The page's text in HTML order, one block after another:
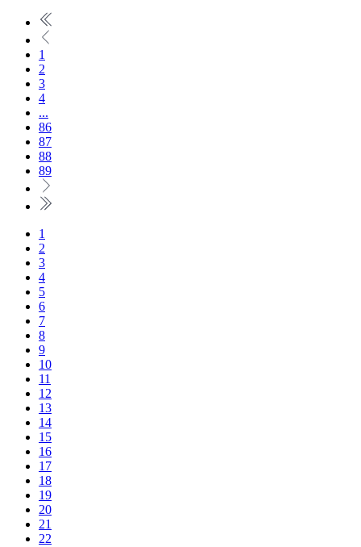
1
2
3
4
...
86
87
88
89
1
2
3
4
5
6
7
8
9
10
11
12
13
14
15
16
17
18
19
20
21
22